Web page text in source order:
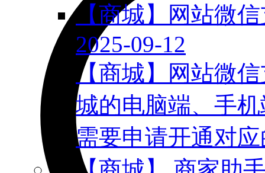
【商城】网站微
2025-09-12
【商城】网站微
城的电脑端、手
需要申请开通对